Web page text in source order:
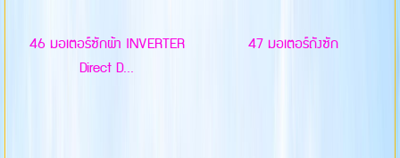
46 มอเตอร์ซักผ้า INVERTER
Direct D...
47 มอเตอร์ถังซัก